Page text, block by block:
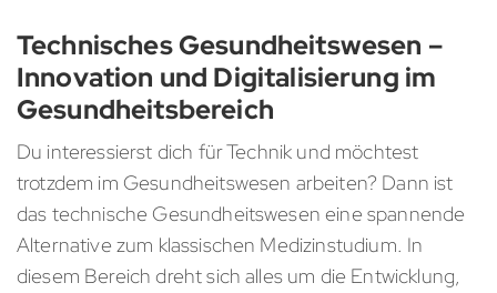
Technisches Gesundheitswesen –
Innovation und Digitalisierung im
Gesundheitsbereich
Du interessierst dich für Technik und möchtest
trotzdem im Gesundheitswesen arbeiten? Dann ist
das technische Gesundheitswesen eine spannende
Alternative zum klassischen Medizinstudium. In
diesem Bereich dreht sich alles um die Entwicklung,